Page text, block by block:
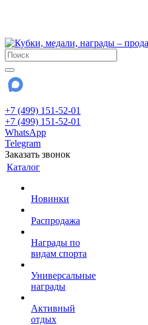
+7 (499) 151-52-01
+7 (499) 151-52-01
WhatsApp
Telegram
Заказать звонок
Каталог
Новинки
Распродажа
Награды по
видам спорта
Универсальные
награды
Активный
отдых